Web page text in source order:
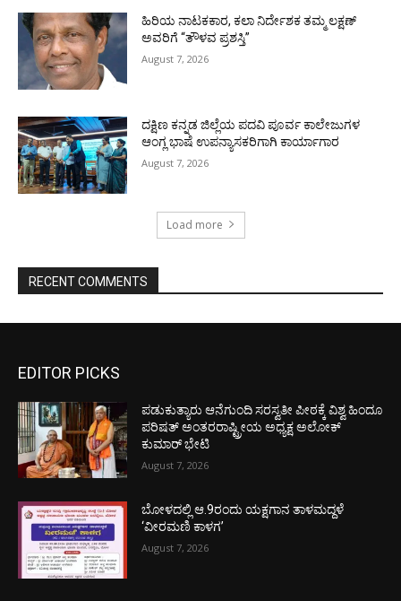
ಹಿರಿಯ ನಾಟಕಕಾರ, ಕಲಾ ನಿರ್ದೇಶಕ ತಮ್ಮ ಲಕ್ಷಣ್
ಅವರಿಗೆ “ತೌಳವ ಪ್ರಶಸ್ತಿ”
August 7, 2026
ದಕ್ಷಿಣ ಕನ್ನಡ ಜಿಲ್ಲೆಯ ಪದವಿ ಪೂರ್ವ ಕಾಲೇಜುಗಳ
ಆಂಗ್ಲ ಭಾಷೆ ಉಪನ್ಯಾಸಕರಿಗಾಗಿ ಕಾರ್ಯಾಗಾರ
August 7, 2026
Load more
RECENT COMMENTS
EDITOR PICKS
ಪಡುಕುತ್ಯಾರು ಆನೆಗುಂದಿ ಸರಸ್ವತೀ ಪೀಠಕ್ಕೆ ವಿಶ್ವ ಹಿಂದೂ
ಪರಿಷತ್ ಅಂತರರಾಷ್ಟ್ರೀಯ ಅಧ್ಯಕ್ಷ ಅಲೋಕ್
ಕುಮಾರ್ ಭೇಟಿ
August 7, 2026
ಬೋಳದಲ್ಲಿ ಆ.9ರಂದು ಯಕ್ಷಗಾನ ತಾಳಮದ್ದಳೆ
‘ವೀರಮಣಿ ಕಾಳಗ’
August 7, 2026